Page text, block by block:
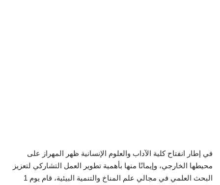
في إطار انفتاح كلية الآداب والعلوم الإنسانية ظهر المهراز على
محيطها الخارجي، وإيمانًا منها بأهمية تطوير العمل التشاركي لتعزيز
البحث العلمي في مجالي علم المناخ والتنمية البيئية، قام يوم 1